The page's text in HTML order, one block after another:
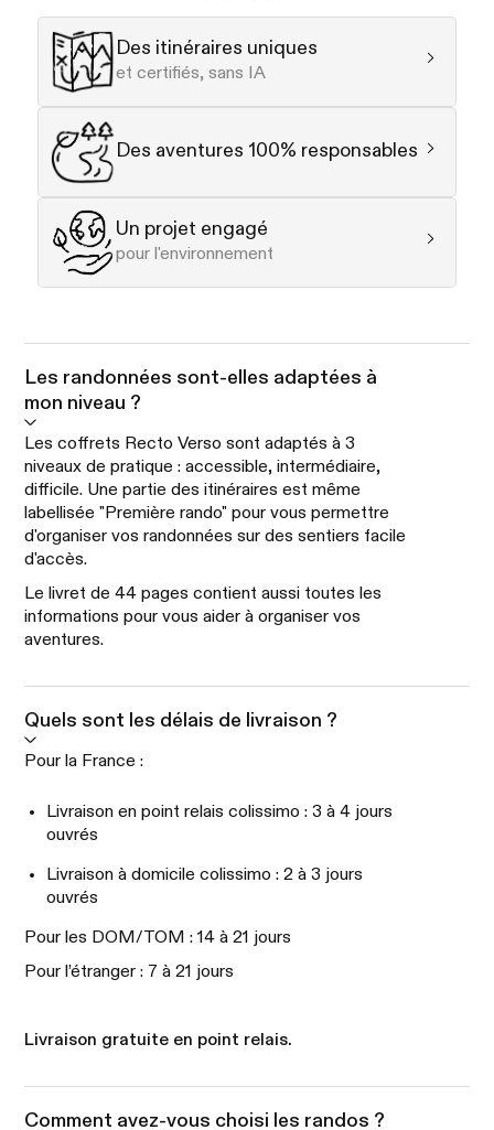
Des itinéraires uniques
et certifiés, sans IA
Des aventures 100% responsables
Un projet engagé
pour l'environnement
Les randonnées sont-elles adaptées à
mon niveau ?
Les coffrets Recto Verso sont adaptés à 3
niveaux de pratique : accessible, intermédiaire,
difficile. Une partie des itinéraires est même
labellisée "Première rando" pour vous permettre
d'organiser vos randonnées sur des sentiers facile
d'accès.
Le livret de 44 pages contient aussi toutes les
informations pour vous aider à organiser vos
aventures.
Quels sont les délais de livraison ?
Pour la France :
Livraison en point relais colissimo : 3 à 4 jours
ouvrés
Livraison à domicile colissimo : 2 à 3 jours
ouvrés
Pour les DOM/TOM : 14 à 21 jours
Pour l’étranger : 7 à 21 jours
Livraison gratuite en point relais.
Comment avez-vous choisi les randos ?